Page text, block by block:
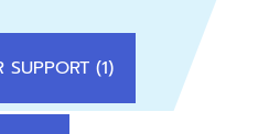
SUPPORT (1)